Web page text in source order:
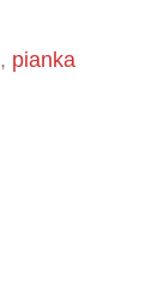
, pianka